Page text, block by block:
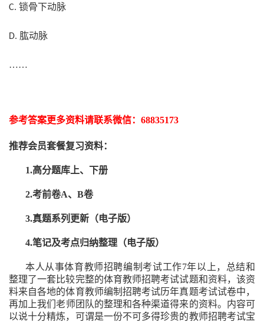
C. 锁骨下动脉
D. 肱动脉
……
参考答案更多资料请联系微信： 68835173
推荐会员套餐复习资料：
1.高分题库上、下册
2.考前卷A、B卷
3.真题系列更新（电子版）
4.笔记及考点归纳整理（电子版）
本人从事体育教师招聘编制考试工作7年以上，总结和
整理了一套比较完整的体育教师招聘考试试题和资料，该资
料来自各地的体育教师编制招聘考试历年真题考试试卷中，
再加上我们老师 团队的整理和各种渠道得来的资料。内容可
以说十分精炼，可谓是一份不可多得珍贵的教师招聘考试宝